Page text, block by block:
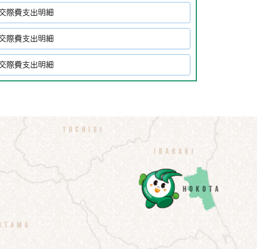
際費支出明細
際費支出明細
際費支出明細